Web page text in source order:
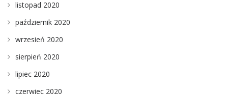
listopad 2020
październik 2020
wrzesień 2020
sierpień 2020
lipiec 2020
czerwiec 2020